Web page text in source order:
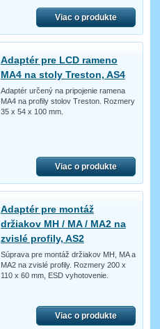
Viac o produkte
Adaptér pre LCD rameno
MA4 na stoly Treston, AS4
Adaptér určený na pripojenie ramena
MA4 na profily stolov Treston. Rozmery
35 x 54 x 100 mm.
Viac o produkte
Adaptér pre montáž
držiakov MH / MA / MA2 na
zvislé profily, AS2
Súprava pre montáž držiakov MH, MA a
MA2 na zvislé profily. Rozmery 200 x
110 x 60 mm, ESD vyhotovenie.
Viac o produkte